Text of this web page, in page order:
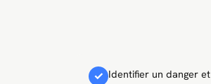
✓ Identifier un danger et